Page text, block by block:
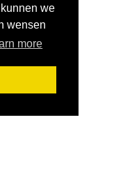
we
wensen
more